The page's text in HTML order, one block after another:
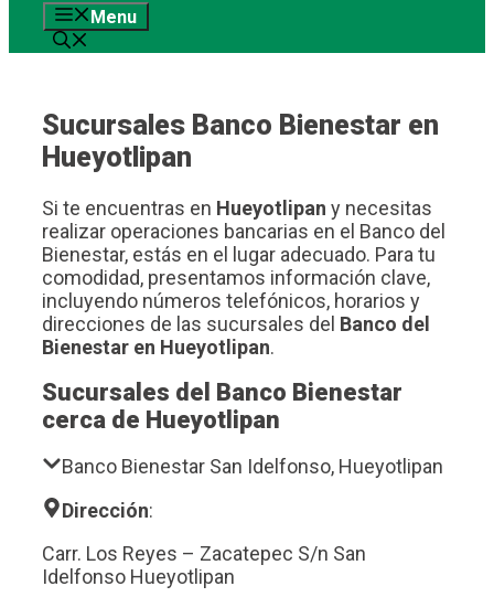
contenidoMenu
Sucursales Banco Bienestar en
Hueyotlipan
Si te encuentras en Hueyotlipan y necesitas
realizar operaciones bancarias en el Banco del
Bienestar, estás en el lugar adecuado. Para tu
comodidad, presentamos información clave,
incluyendo números telefónicos, horarios y
direcciones de las sucursales del Banco del
Bienestar en Hueyotlipan.
Sucursales del Banco Bienestar
cerca de Hueyotlipan
Banco Bienestar San Idelfonso, Hueyotlipan
Dirección:
Carr. Los Reyes – Zacatepec S/n San
Idelfonso Hueyotlipan